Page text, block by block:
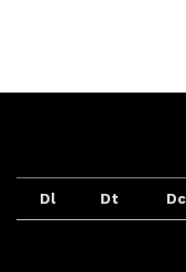
Dl Dt Dc